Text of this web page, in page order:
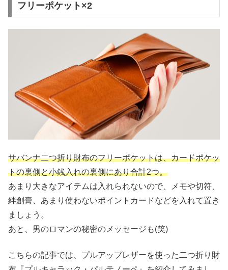
フリーポケット×2
サバンナ二つ折り財布のフリーポケットは、カードポケッ
トの裏側と小銭入れの裏側にあり合計2つ。
あまり大きなアイテムは入れられないので、メモや切符、
絆創膏、あまり使わないポイントカードなどを入れて置き
ましょう。
あと、男のロマンの秘密のメッセージも(笑)
こちらの記事では、プルアップレザーを使った二つ折り財